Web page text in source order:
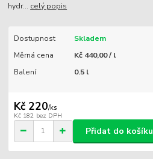
hydr... celý popis
Dostupnost
Skladem
Měrná cena
Kč 440,00 / l
Balení
0.5 l
Kč 220/ks
Kč 182 bez DPH
Přidat do košíku